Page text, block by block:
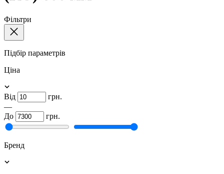
Фільтри
Підбір параметрів
Ціна
Від
грн.
—
До
грн.
Бренд